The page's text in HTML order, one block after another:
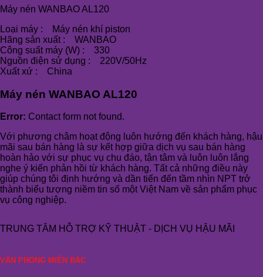
Máy nén WANBAO AL120
Loại máy : Máy nén khí piston
Hãng sản xuất : WANBAO
Công suất máy (W) : 330
Nguồn điện sử dụng : 220V/50Hz
Xuất xứ : China
Máy nén WANBAO AL120
Error: Contact form not found.
Với phương châm hoạt động luôn hướng đến khách hàng, hậu
mãi sau bán hàng là sự kết hợp giữa dịch vụ sau bán hàng
hoàn hảo với sự phục vụ chu đáo, tận tâm và luôn luôn lắng
nghe ý kiến phản hồi từ khách hàng. Tất cả những điều này
giúp chúng tôi định hướng và dần tiến đến tầm nhìn NPT trở
thành biểu tượng niềm tin số một Việt Nam về sản phẩm phục
vụ công nghiệp.
TRUNG TÂM HỖ TRỢ KỸ THUẬT - DỊCH VỤ HẬU MÃI
VĂN PHÒNG MIỀN BẮC